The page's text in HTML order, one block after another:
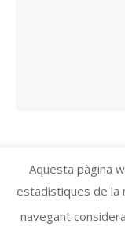
Aquesta pàgina
estadístiques de la
navegant